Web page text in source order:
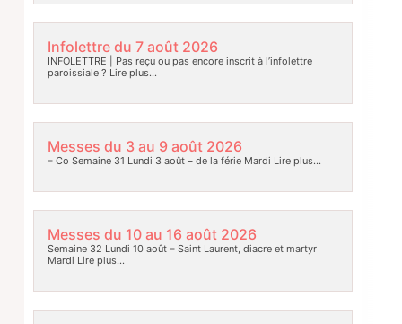
Infolettre du 7 août 2026
INFOLETTRE | Pas reçu ou pas encore inscrit à l’infolettre
paroissiale ? Lire plus…
Messes du 3 au 9 août 2026
– Co Semaine 31 Lundi 3 août – de la férie Mardi Lire plus…
Messes du 10 au 16 août 2026
Semaine 32 Lundi 10 août – Saint Laurent, diacre et martyr
Mardi Lire plus…